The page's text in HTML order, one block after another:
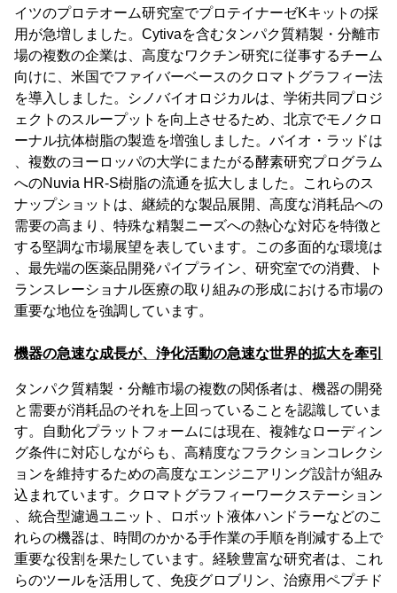
イツのプロテオーム研究室でプロテイナーゼKキットの採
用が急増しました。Cytivaを含むタンパク質精製・分離市
場の複数の企業は、高度なワクチン研究に従事するチーム
向けに、米国でファイバーベースのクロマトグラフィー法
を導入しました。シノバイオロジカルは、学術共同プロジ
ェクトのスループットを向上させるため、北京でモノクロ
ーナル抗体樹脂の製造を増強しました。バイオ・ラッドは
、複数のヨーロッパの大学にまたがる酵素研究プログラム
へのNuvia HR-S樹脂の流通を拡大しました。これらのス
ナップショットは、継続的な製品展開、高度な消耗品への
需要の高まり、特殊な精製ニーズへの熱心な対応を特徴と
する堅調な市場展望を表しています。この多面的な環境は
、最先端の医薬品開発パイプライン、研究室での消費、ト
ランスレーショナル医療の取り組みの形成における市場の
重要な地位を強調しています。
機器の急速な成長が、浄化活動の急速な世界的拡大を牽引
タンパク質精製・分離市場の複数の関係者は、機器の開発
と需要が消耗品のそれを上回っていることを認識していま
す。自動化プラットフォームには現在、複雑なローディン
グ条件に対応しながらも、高精度なフラクションコレクシ
ョンを維持するための高度なエンジニアリング設計が組み
込まれています。クロマトグラフィーワークステーション
、統合型濾過ユニット、ロボット液体ハンドラーなどのこ
れらの機器は、時間のかかる手作業の手順を削減する上で
重要な役割を果たしています。経験豊富な研究者は、これ
らのツールを活用して、免疫グロブリン、治療用ペプチド